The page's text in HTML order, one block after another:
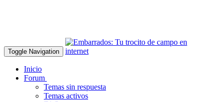
Toggle Navigation
Inicio
Forum
Temas sin respuesta
Temas activos